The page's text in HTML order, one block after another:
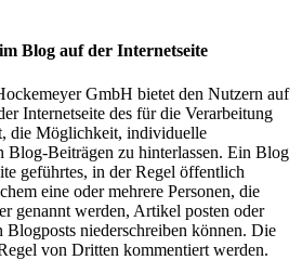
Blog auf der Internetseite
GmbH bietet den Nutzern auf
Internetseite des für die Verarbeitung
die Möglichkeit, individuelle
Blog-Beiträgen zu hinterlassen. Ein Blog
geführtes, in der Regel öffentlich
eine oder mehrere Personen, die
genannt werden, Artikel posten oder
Blogposts niederschreiben können. Die
von Dritten kommentiert werden.